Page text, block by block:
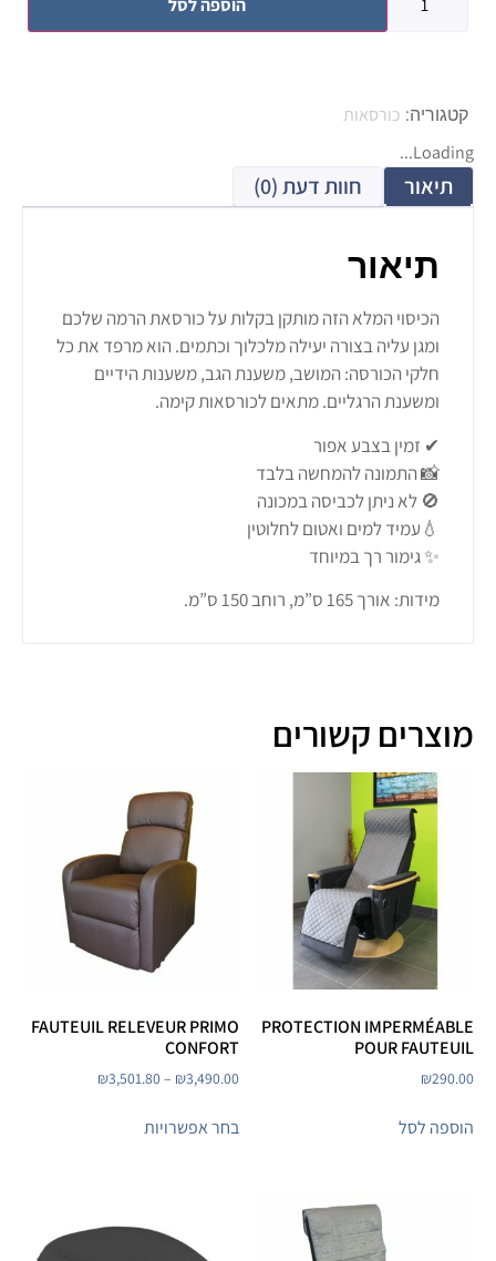
קטגוריה: כורסאות
Loading...
תיאור חוות דעת (0)
תיאור
הכיסוי המלא הזה מותקן בקלות על כורסאת הרמה שלכם
ומגן עליה בצורה יעילה מלכלוך וכתמים. הוא מרפד את כל
חלקי הכורסה: המושב, משענת הגב, משענות הידיים
ומשענת הרגליים. מתאים לכורסאות קימה.
✔ זמין בצבע אפור
📸 התמונה להמחשה בלבד
🚫 לא ניתן לכביסה במכונה
💧עמיד למים ואטום לחלוטין
✨ גימור רך במיוחד
מידות: אורך 165 ס”מ, רוחב 150 ס”מ.
מוצרים קשורים
PROTECTION IMPERMÉABLE
POUR FAUTEUIL
₪290.00
הוספה לסל
FAUTEUIL RELEVEUR PRIMO
CONFORT
₪3,490.00
–
₪3,501.80
בחר אפשרויות